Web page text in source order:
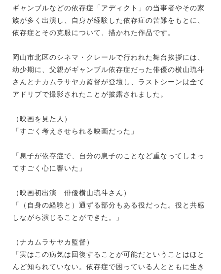
ギャンブルなどの依存症「アディクト」の当事者やその家
族が多く出演し、自身が経験した依存症の苦難をもとに、
依存症とその克服について、描かれた作品です。
岡山市北区のシネマ・クレールで行われた舞台挨拶には、
幼少期に、父親がギャンブル依存症だった俳優の横山琉斗
さんとナカムラサヤカ監督が登壇し、ラストシーンは全て
アドリブで撮影されたことが披露されました。
（映画を見た人）
「すごく考えさせられる映画だった」
「息子が依存症で、自分の息子のことなど重なってしまっ
てすごく心に響いた」
（映画初出演 俳優横山琉斗さん）
「（自身の経験と）通ずる部分もある役だった。役と共感
しながら演じることができた。」
（ナカムラサヤカ監督）
「実はこの病気は回復することが可能だということはほと
んど知られていない。依存症で困っている人とともに生き